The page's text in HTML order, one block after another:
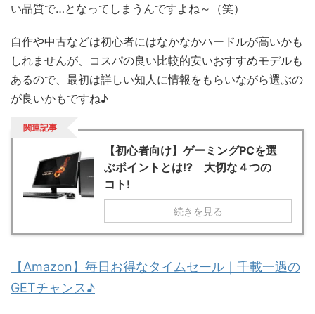
い品質で…となってしまうんですよね～（笑）
自作や中古などは初心者にはなかなかハードルが高いかも
しれませんが、コスパの良い比較的安いおすすめモデルも
あるので、最初は詳しい知人に情報をもらいながら選ぶの
が良いかもですね♪
関連記事
【初心者向け】ゲーミングPCを選
ぶポイントとは!? 大切な４つの
コト!
続きを見る
【Amazon】毎日お得なタイムセール｜千載一遇の
GETチャンス♪